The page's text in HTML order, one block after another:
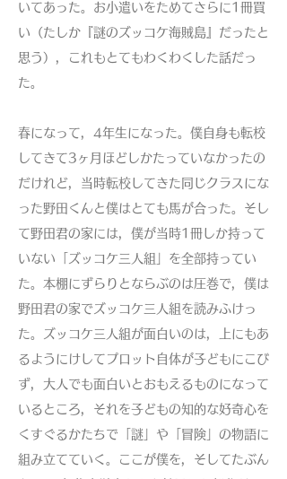
いてあった。お小遣いをためてさらに1冊買
い（たしか『謎のズッコケ海賊島』だったと
思う），これもとてもわくわくした話だっ
た。
春になって，4年生になった。僕自身も転校
してきて3ヶ月ほどしかたっていなかったの
だけれど，当時転校してきた同じクラスにな
った野田くんと僕はとても馬が合った。そし
て野田君の家には，僕が当時1冊しか持って
いない「ズッコケ三人組」を全部持ってい
た。本棚にずらりとならぶのは圧巻で，僕は
野田君の家でズッコケ三人組を読みふけっ
た。ズッコケ三人組が面白いのは，上にもあ
るようにけしてプロット自体が子どもにこび
ず，大人でも面白いとおもえるものになって
いるところ，それを子どもの知的な好奇心を
くすぐるかたちで「謎」や「冒険」の物語に
組み立てていく。ここが僕を，そしてたぶん